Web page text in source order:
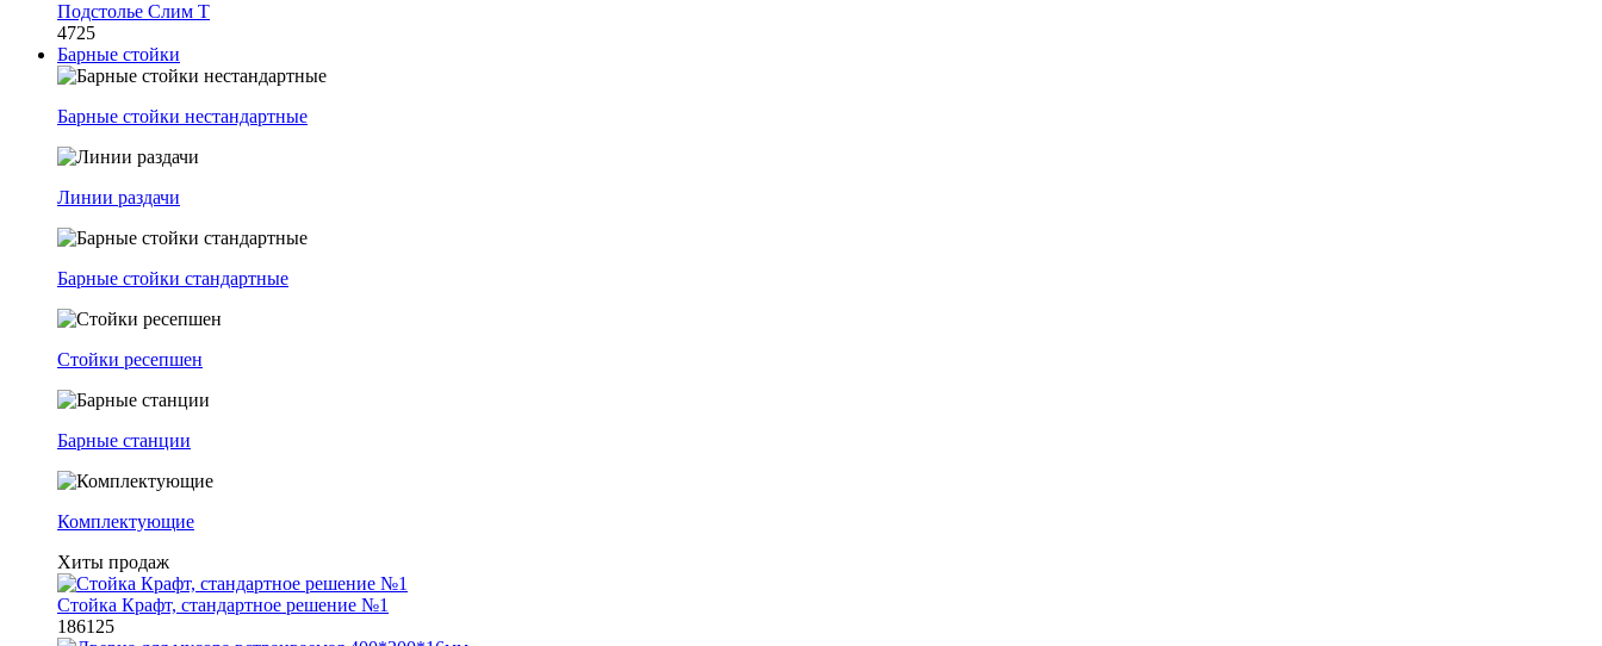
Подстолье Слим Т
4725
Барные стойки
Барные стойки нестандартные
Линии раздачи
Барные стойки стандартные
Стойки ресепшен
Барные станции
Комплектующие
Хиты продаж
Стойка Крафт, стандартное решение №1
186125